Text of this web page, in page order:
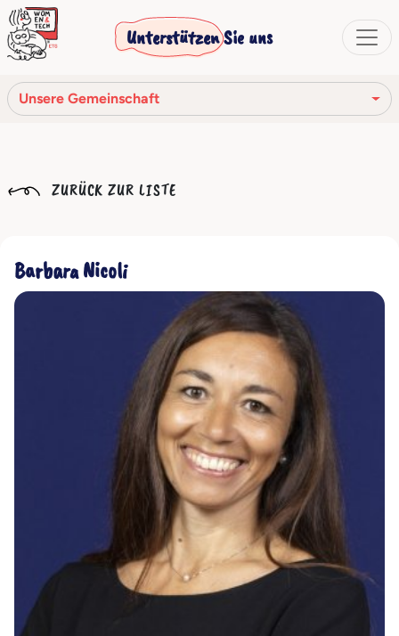
Unterstützen Sie uns
Unsere Gemeinschaft
Unsere Geschichte
Unser Netzwerk
Unsere Gemeinschaft
ZURÜCK ZUR LISTE
Barbara Nicoli